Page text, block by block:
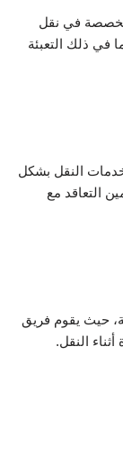
في نقل
في ذلك التعبئة
خدمات النقل بشكل
التعاقد مع
حيث يقوم فريق
النقل.